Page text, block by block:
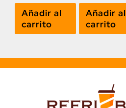
Añadir al
carrito
Añadir al
carrito